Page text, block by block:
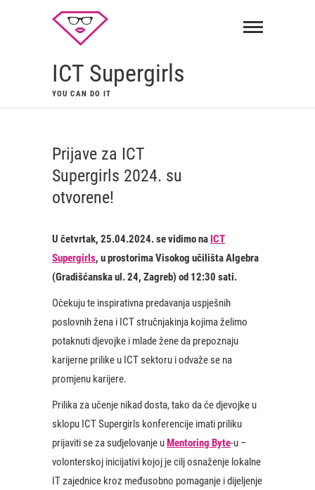
ICT Supergirls
YOU CAN DO IT
Prijave za ICT
Supergirls 2024. su
otvorene!
U četvrtak, 25.04.2024. se vidimo na ICT
Supergirls, u prostorima Visokog učilišta Algebra
(Gradišćanska ul. 24, Zagreb) od 12:30 sati.
Očekuju te inspirativna predavanja uspješnih
poslovnih žena i ICT stručnjakinja kojima želimo
potaknuti djevojke i mlade žene da prepoznaju
karijerne prilike u ICT sektoru i odvaže se na
promjenu karijere.
Prilika za učenje nikad dosta, tako da će djevojke u
sklopu ICT Supergirls konferencije imati priliku
prijaviti se za sudjelovanje uMentoring Byte-u –
volonterskoj inicijativi kojoj je cilj osnaženje lokalne
IT zajednice kroz međusobno pomaganje i dijeljenje